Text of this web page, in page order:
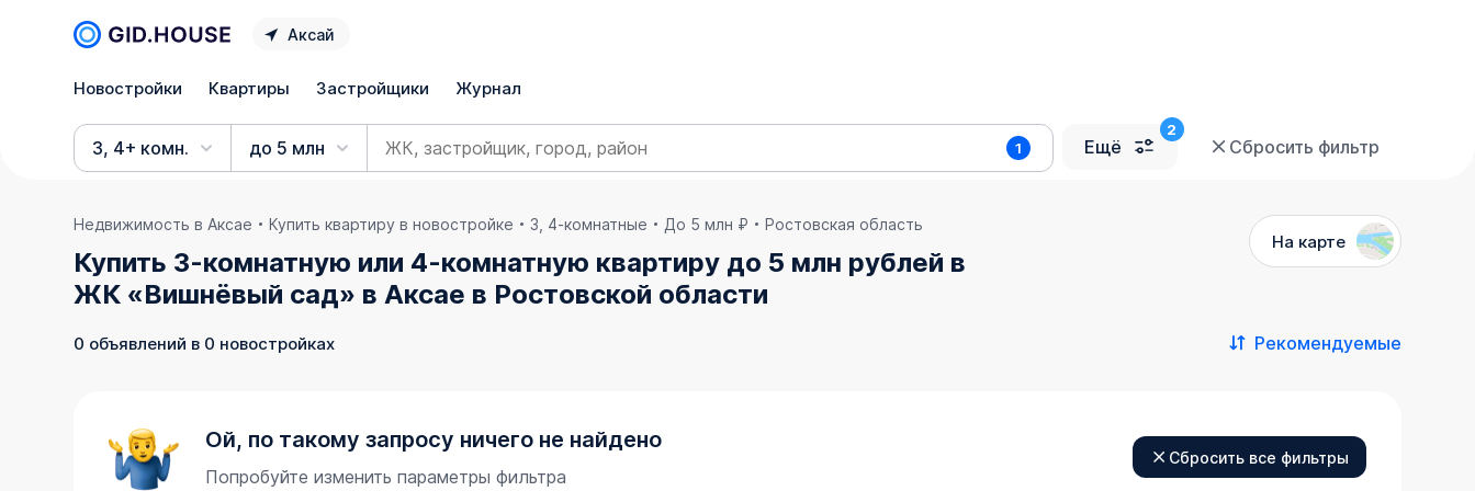
Аксай
Новостройки Квартиры Застройщики Журнал
3, 4+ комн. до 5 млн 1 Ещё Сбросить фильтр
Недвижимость в Аксае Купить квартиру в новостройке 3, 4-комнатные До 5 млн ₽ Ростовская область
Купить 3-комнатную или 4-комнатную квартиру до 5 млн рублей в
ЖК «Вишнёвый сад» в Аксае в Ростовской области
На карте
0 объявлений в 0 новостройках Рекомендуемые
Ой, по такому запросу ничего не найдено
Попробуйте изменить параметры фильтра
Сбросить все фильтры